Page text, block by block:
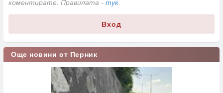
коментирате. Правилата - тук
Вход
Още новини от Перник